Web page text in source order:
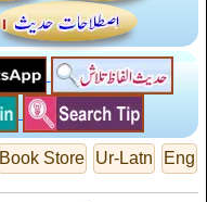
Eng
Ur-Latn
Book Store